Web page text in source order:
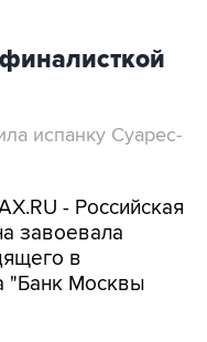
испанку Суарес-
- Российская
завоевала
в
"Банк Москвы